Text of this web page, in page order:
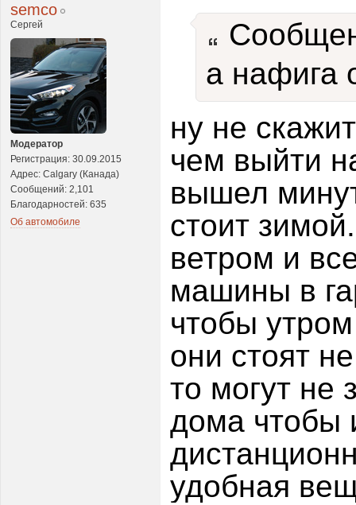
semco
Сергей
Модератор
Регистрация: 30.09.2015
Адрес: Calgary (Канада)
Сообщений: 2,101
Благодарностей: 635
Об автомобиле
а нафига
ну не
чем выйти
вышел
стоит
ветром и
машины в
чтобы
они стоят
то могут не
дома чтобы
удобная